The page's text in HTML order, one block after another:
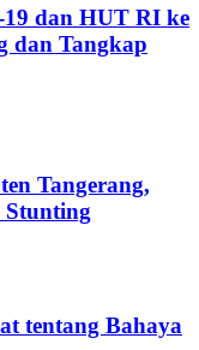
dan HUT RI ke
dan Tangkap
Tangerang,
Stunting
tentang Bahaya